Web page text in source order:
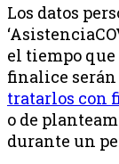
Los datos
el tiempo
finalice serán
tratarlos con
o de
durante un